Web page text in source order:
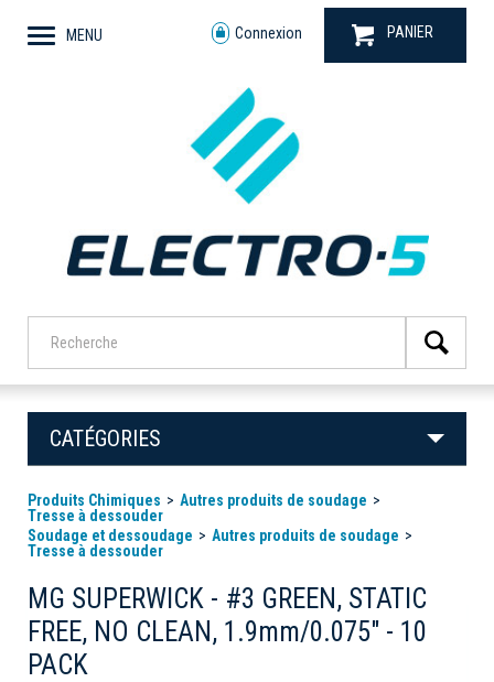
MENU Connexion PANIER
CATÉGORIES
Produits Chimiques
Autres produits de soudage
Tresse à dessouder
Soudage et dessoudage
Autres produits de soudage
Tresse à dessouder
MG SUPERWICK - #3 GREEN, STATIC
FREE, NO CLEAN, 1.9mm/0.075" - 10
PACK